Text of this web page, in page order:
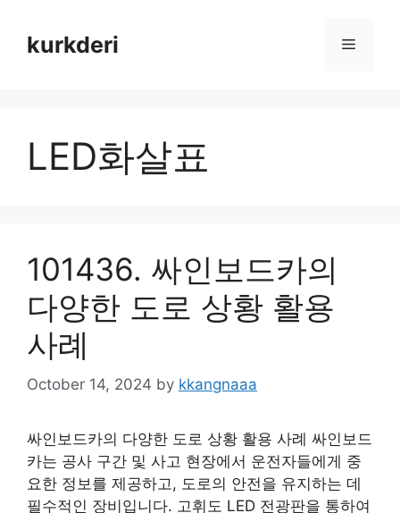
contentkurkderi Menu
LED화살표
101436. 싸인보드카의
다양한 도로 상황 활용
사례
October 14, 2024 by kkangnaaa
싸인보드카의 다양한 도로 상황 활용 사례 싸인보드
카는 공사 구간 및 사고 현장에서 운전자들에게 중
요한 정보를 제공하고, 도로의 안전을 유지하는 데
필수적인 장비입니다. 고휘도 LED 전광판을 통하여